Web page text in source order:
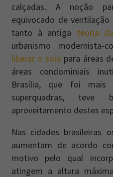
calçadas. A noção
equivocado de
tanto à antiga teoria
urbanismo modernista-
liberar o solo para áreas
áreas condominiais
Brasília, que foi
superquadras, teve
aproveitamento destes
Nas cidades brasileiras
aumentam de acordo
motivo pelo qual
atingem a altura